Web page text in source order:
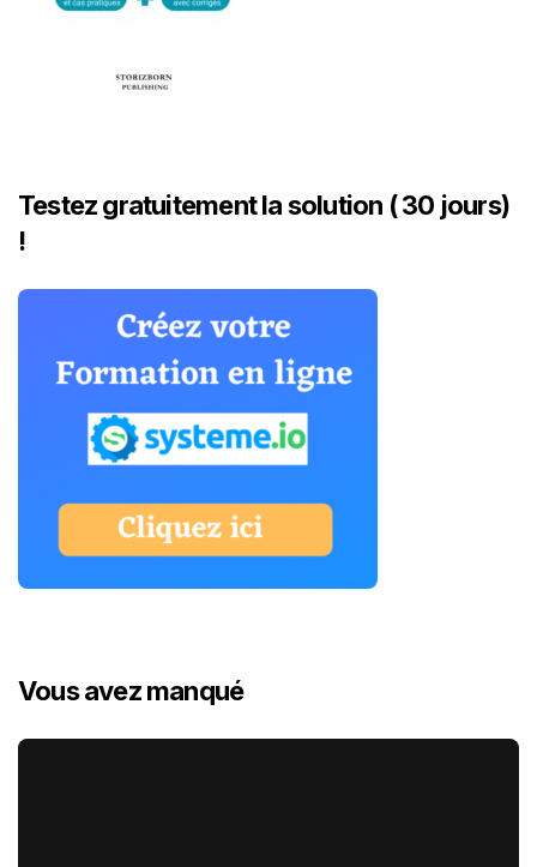
Testez gratuitement la solution ( 30 jours)
!
Vous avez manqué